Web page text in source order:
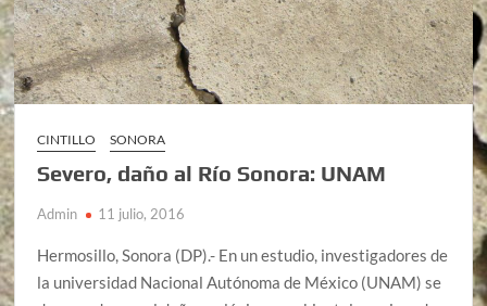
CINTILLO SONORA
Severo, daño al Río Sonora: UNAM
Admin 11 julio, 2016
Hermosillo, Sonora (DP).- En un estudio, investigadores de
la universidad Nacional Autónoma de México (UNAM) se